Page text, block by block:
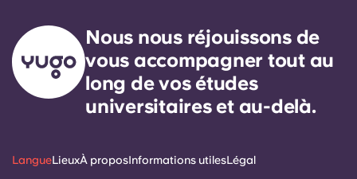
Nous nous réjouissons de
vous accompagner tout au
long de vos études
universitaires et au-delà.
LangueLieuxÀ proposInformations utilesLégal